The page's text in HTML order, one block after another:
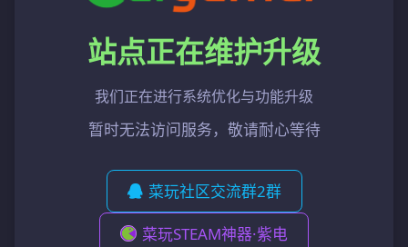
站点正在维护升级
我们正在进行系统优化与功能升级
暂时无法访问服务，敬请耐心等待
菜玩社区交流群2群
菜玩STEAM神器·紫电